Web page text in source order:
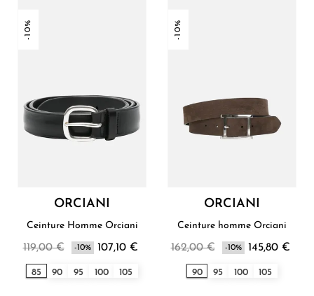
-10%
ORCIANI
Ceinture Homme Orciani
119,00 € -10% 107,10 €
85 90 95 100 105
-10%
ORCIANI
Ceinture homme Orciani
162,00 € -10% 145,80 €
90 95 100 105